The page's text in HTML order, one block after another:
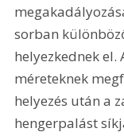
sorban
helyezkednek el.
méreteknek
helyezés után a
hengerpalást